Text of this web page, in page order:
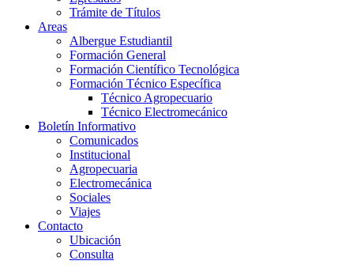
Trámite de Títulos
Areas
Albergue Estudiantil
Formación General
Formación Científico Tecnológica
Formación Técnico Específica
Técnico Agropecuario
Técnico Electromecánico
Boletín Informativo
Comunicados
Institucional
Agropecuaria
Electromecánica
Sociales
Viajes
Contacto
Ubicación
Consulta